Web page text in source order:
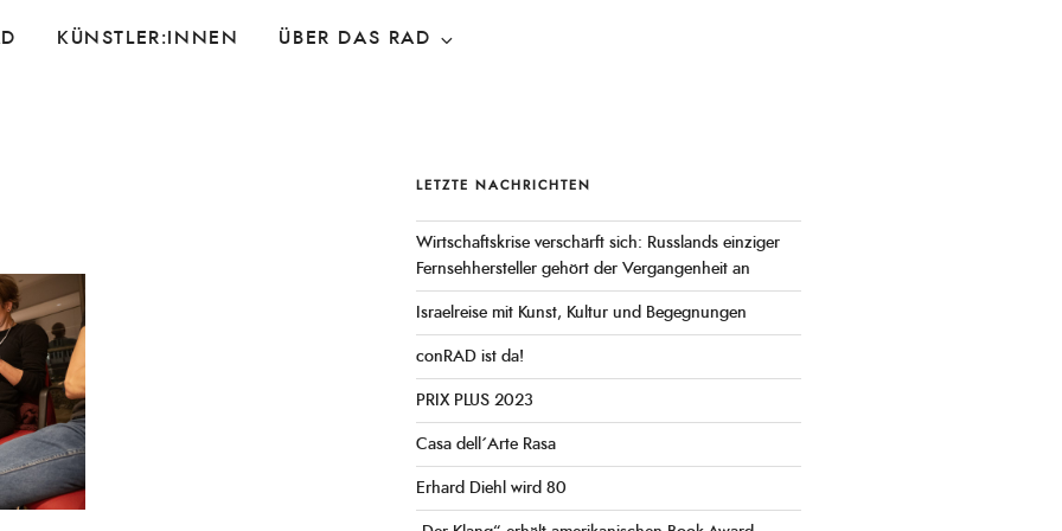
KÜNSTLER:INNEN ÜBER DAS RAD
LETZTE NACHRICHTEN
Wirtschaftskrise verschärft sich: Russlands einziger
Fernsehhersteller gehört der Vergangenheit an
Israelreise mit Kunst, Kultur und Begegnungen
conRAD ist da!
PRIX PLUS 2023
Casa dell´Arte Rasa
Erhard Diehl wird 80